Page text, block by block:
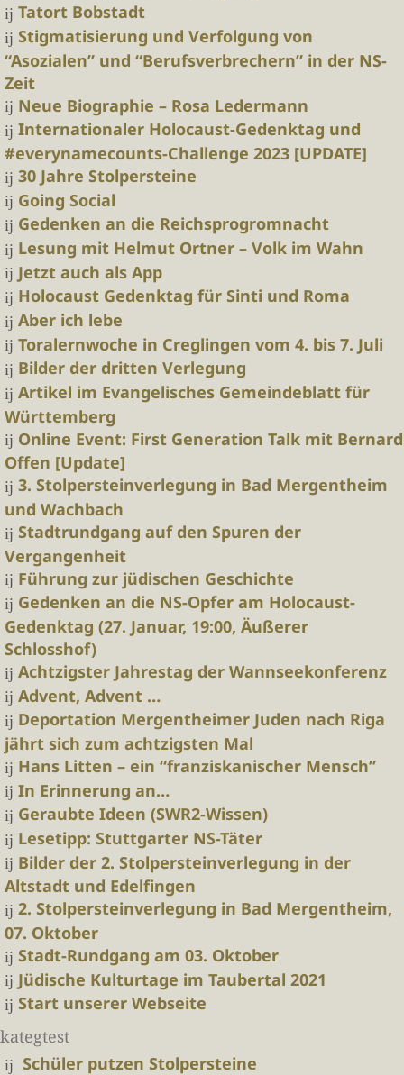
Tatort Bobstadt
Stigmatisierung und Verfolgung von
“Asozialen” und “Berufsverbrechern” in der NS-
Zeit
Neue Biographie – Rosa Ledermann
Internationaler Holocaust-Gedenktag und
#everynamecounts-Challenge 2023 [UPDATE]
30 Jahre Stolpersteine
Going Social
Gedenken an die Reichsprogromnacht
Lesung mit Helmut Ortner – Volk im Wahn
Jetzt auch als App
Holocaust Gedenktag für Sinti und Roma
Aber ich lebe
Toralernwoche in Creglingen vom 4. bis 7. Juli
Bilder der dritten Verlegung
Artikel im Evangelisches Gemeindeblatt für
Württemberg
Online Event: First Generation Talk mit Bernard
Offen [Update]
3. Stolpersteinverlegung in Bad Mergentheim
und Wachbach
Stadtrundgang auf den Spuren der
Vergangenheit
Führung zur jüdischen Geschichte
Gedenken an die NS-Opfer am Holocaust-
Gedenktag (27. Januar, 19:00, Äußerer
Schlosshof)
Achtzigster Jahrestag der Wannseekonferenz
Advent, Advent …
Deportation Mergentheimer Juden nach Riga
jährt sich zum achtzigsten Mal
Hans Litten – ein “franziskanischer Mensch”
In Erinnerung an…
Geraubte Ideen (SWR2-Wissen)
Lesetipp: Stuttgarter NS-Täter
Bilder der 2. Stolpersteinverlegung in der
Altstadt und Edelfingen
2. Stolpersteinverlegung in Bad Mergentheim,
07. Oktober
Stadt-Rundgang am 03. Oktober
Jüdische Kulturtage im Taubertal 2021
Start unserer Webseite
kategtest
Schüler putzen Stolpersteine